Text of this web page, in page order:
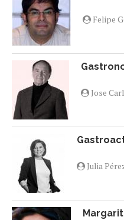
Felipe
Jose
Julia